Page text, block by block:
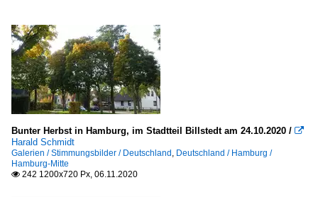
Bunter Herbst in Hamburg, im Stadtteil Billstedt am 24.10.2020 / 
Harald Schmidt
Galerien / Stimmungsbilder / Deutschland , Deutschland / Hamburg /
Hamburg-Mitte
 242 1200x720 Px, 06.11.2020